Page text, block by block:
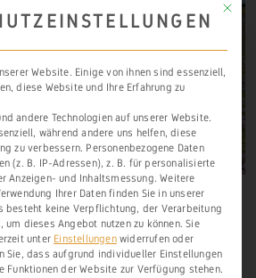
Lagen,Steinsberg
von Weinbau amKüppel (Kluppel,
Mit
Website. Einige von ihnen sind essenziell,
diese Website und Ihre Erfahrung zu
andere Technologien auf unserer Website.
während andere uns helfen, diese
zu verbessern. Personenbezogene Daten
(z. B. IP-Adressen), z. B. für personalisierte
Anzeigen- und Inhaltsmessung. Weitere
Ihrer Daten finden Sie in unserer
besteht keine Verpflichtung, der Verarbeitung
um dieses Angebot nutzen zu können. Sie
unter Einstellungenwiderrufen oder
Sie, dass aufgrund individueller Einstellungen
Funktionen der Website zur Verfügung stehen.